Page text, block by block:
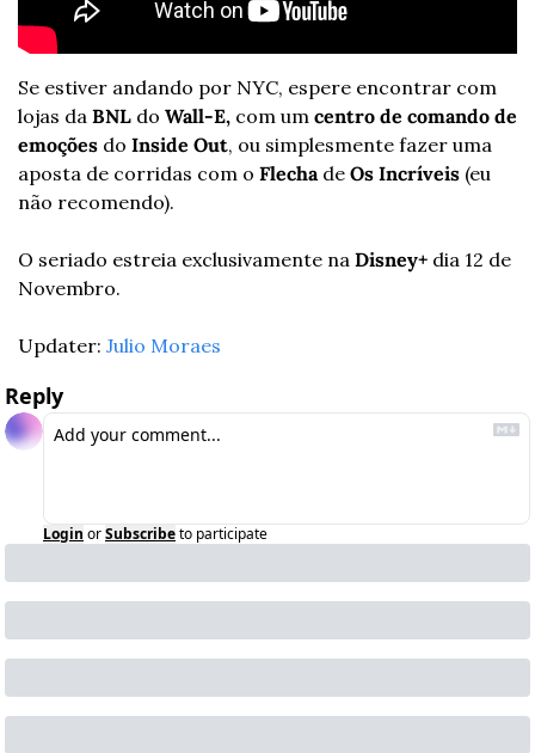
Se estiver andando por NYC, espere encontrar com
lojas da BNL do Wall-E, com um centro de comando de
emoções do Inside Out, ou simplesmente fazer uma
aposta de corridas com o Flecha de Os Incríveis (eu
não recomendo).
O seriado estreia exclusivamente na Disney+ dia 12 de
Novembro.
Updater: Julio Moraes
Reply
Login orSubscribeto participate